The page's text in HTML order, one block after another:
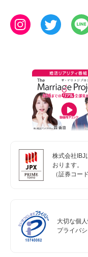
株式会社IBJ
おります。
（証券コー
大切な個
プライバ